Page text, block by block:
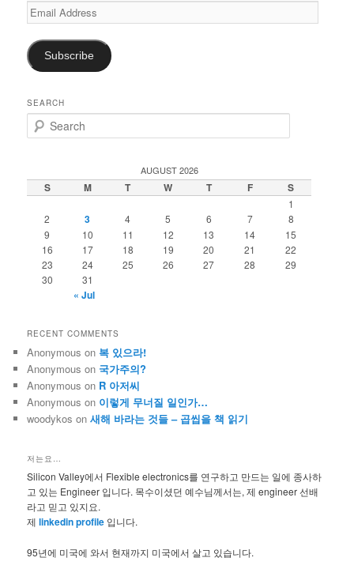
Email
Address
Subscribe
SEARCH
e
c
h
AUGUST 2026
S M T W T F S
1
2
3 4 5 6 7
8
9
10 11 12 13 14
15
16
17 18 19 20 21
22
23
24 25 26 27 28
29
30
31
« Jul
RECENT COMMENTS
Anonymous on 복 있으라!
Anonymous on 국가주의?
Anonymous on R 아저씨
Anonymous on 이렇게 무너질 일인가…
woodykos on새해 바라는 것들 – 곱씹을 책 읽기
저는요…
Silicon Valley에서 Flexible electronics를 연구하고 만드는 일에 종사하
고 있는 Engineer 입니다. 목수이셨던 예수님께서는, 제 engineer 선배
라고 믿고 있지요.
제linkedin profile 입니다.
95년에 미국에 와서 현재까지 미국에서 살고 있습니다.